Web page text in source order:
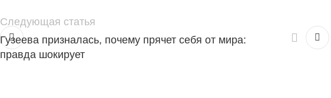
Следующая статья
Гузеева призналась, почему прячет себя от мира:
правда шокирует